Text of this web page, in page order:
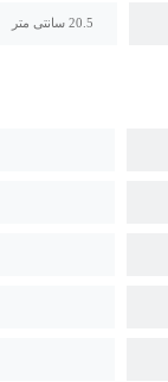
20.5 سانتی متر